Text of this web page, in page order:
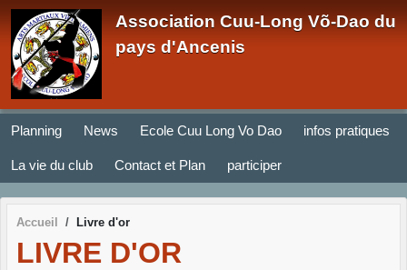
Association Cuu-Long Võ-Dao du
pays d'Ancenis
Planning News Ecole Cuu Long Vo Dao infos pratiques
La vie du club Contact et Plan participer
Accueil Livre d'or
LIVRE D'OR
Panneau de gestion des cookies